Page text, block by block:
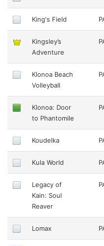
King's Field
Kingsley’s
Adventure
Klonoa Beach
Volleyball
Klonoa: Door
to Phantomile
Koudelka
Kula World
Legacy of
Kain: Soul
Reaver
Lomax